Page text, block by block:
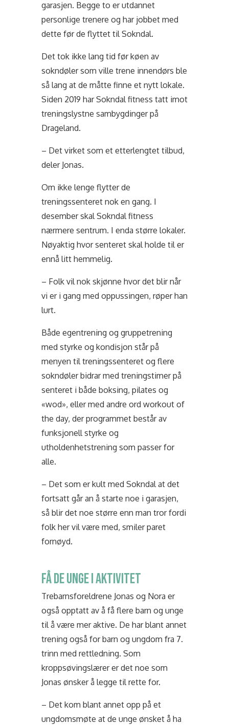
garasjen. Begge to er utdannet
personlige trenere og har jobbet med
dette før de flyttet til Sokndal.
Det tok ikke lang tid før køen av
sokndøler som ville trene innendørs ble
så lang at de måtte finne et nytt lokale.
Siden 2019 har Sokndal fitness tatt imot
treningslystne sambygdinger på
Drageland.
– Det virket som et etterlengtet tilbud,
deler Jonas.
Om ikke lenge flytter de
treningssenteret nok en gang. I
desember skal Sokndal fitness
nærmere sentrum. I enda større lokaler.
Nøyaktig hvor senteret skal holde til er
ennå litt hemmelig.
– Folk vil nok skjønne hvor det blir når
vi er i gang med oppussingen, røper han
lurt.
Både egentrening og gruppetrening
med styrke og kondisjon står på
menyen til treningssenteret og flere
sokndøler bidrar med treningstimer på
senteret i både boksing, pilates og
«wod», eller med andre ord workout of
the day, der programmet består av
funksjonell styrke og
utholdenhetstrening som passer for
alle.
– Det som er kult med Sokndal at det
fortsatt går an å starte noe i garasjen,
så blir det noe større enn man tror fordi
folk her vil være med, smiler paret
fornøyd.
FÅ DE UNGE I AKTIVITET
Trebarnsforeldrene Jonas og Nora er
også opptatt av å få flere barn og unge
til å være mer aktive. De har blant annet
trening også for barn og ungdom fra 7.
trinn med rettledning. Som
kroppsøvingslærer er det noe som
Jonas ønsker å legge til rette for.
– Det kom blant annet opp på et
ungdomsmøte at de unge ønsket å ha